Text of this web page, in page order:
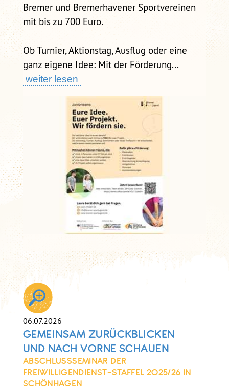
Bremer und Bremerhavener Sportvereinen
mit bis zu 700 Euro.
Ob Turnier, Aktionstag, Ausflug oder eine
ganz eigene Idee: Mit der Förderung...
weiter lesen
06.07.2026
GEMEINSAM ZURÜCKBLICKEN
UND NACH VORNE SCHAUEN
ABSCHLUSSSEMINAR DER
FREIWILLIGENDIENST-STAFFEL 2025/26 IN
SCHÖNHAGEN